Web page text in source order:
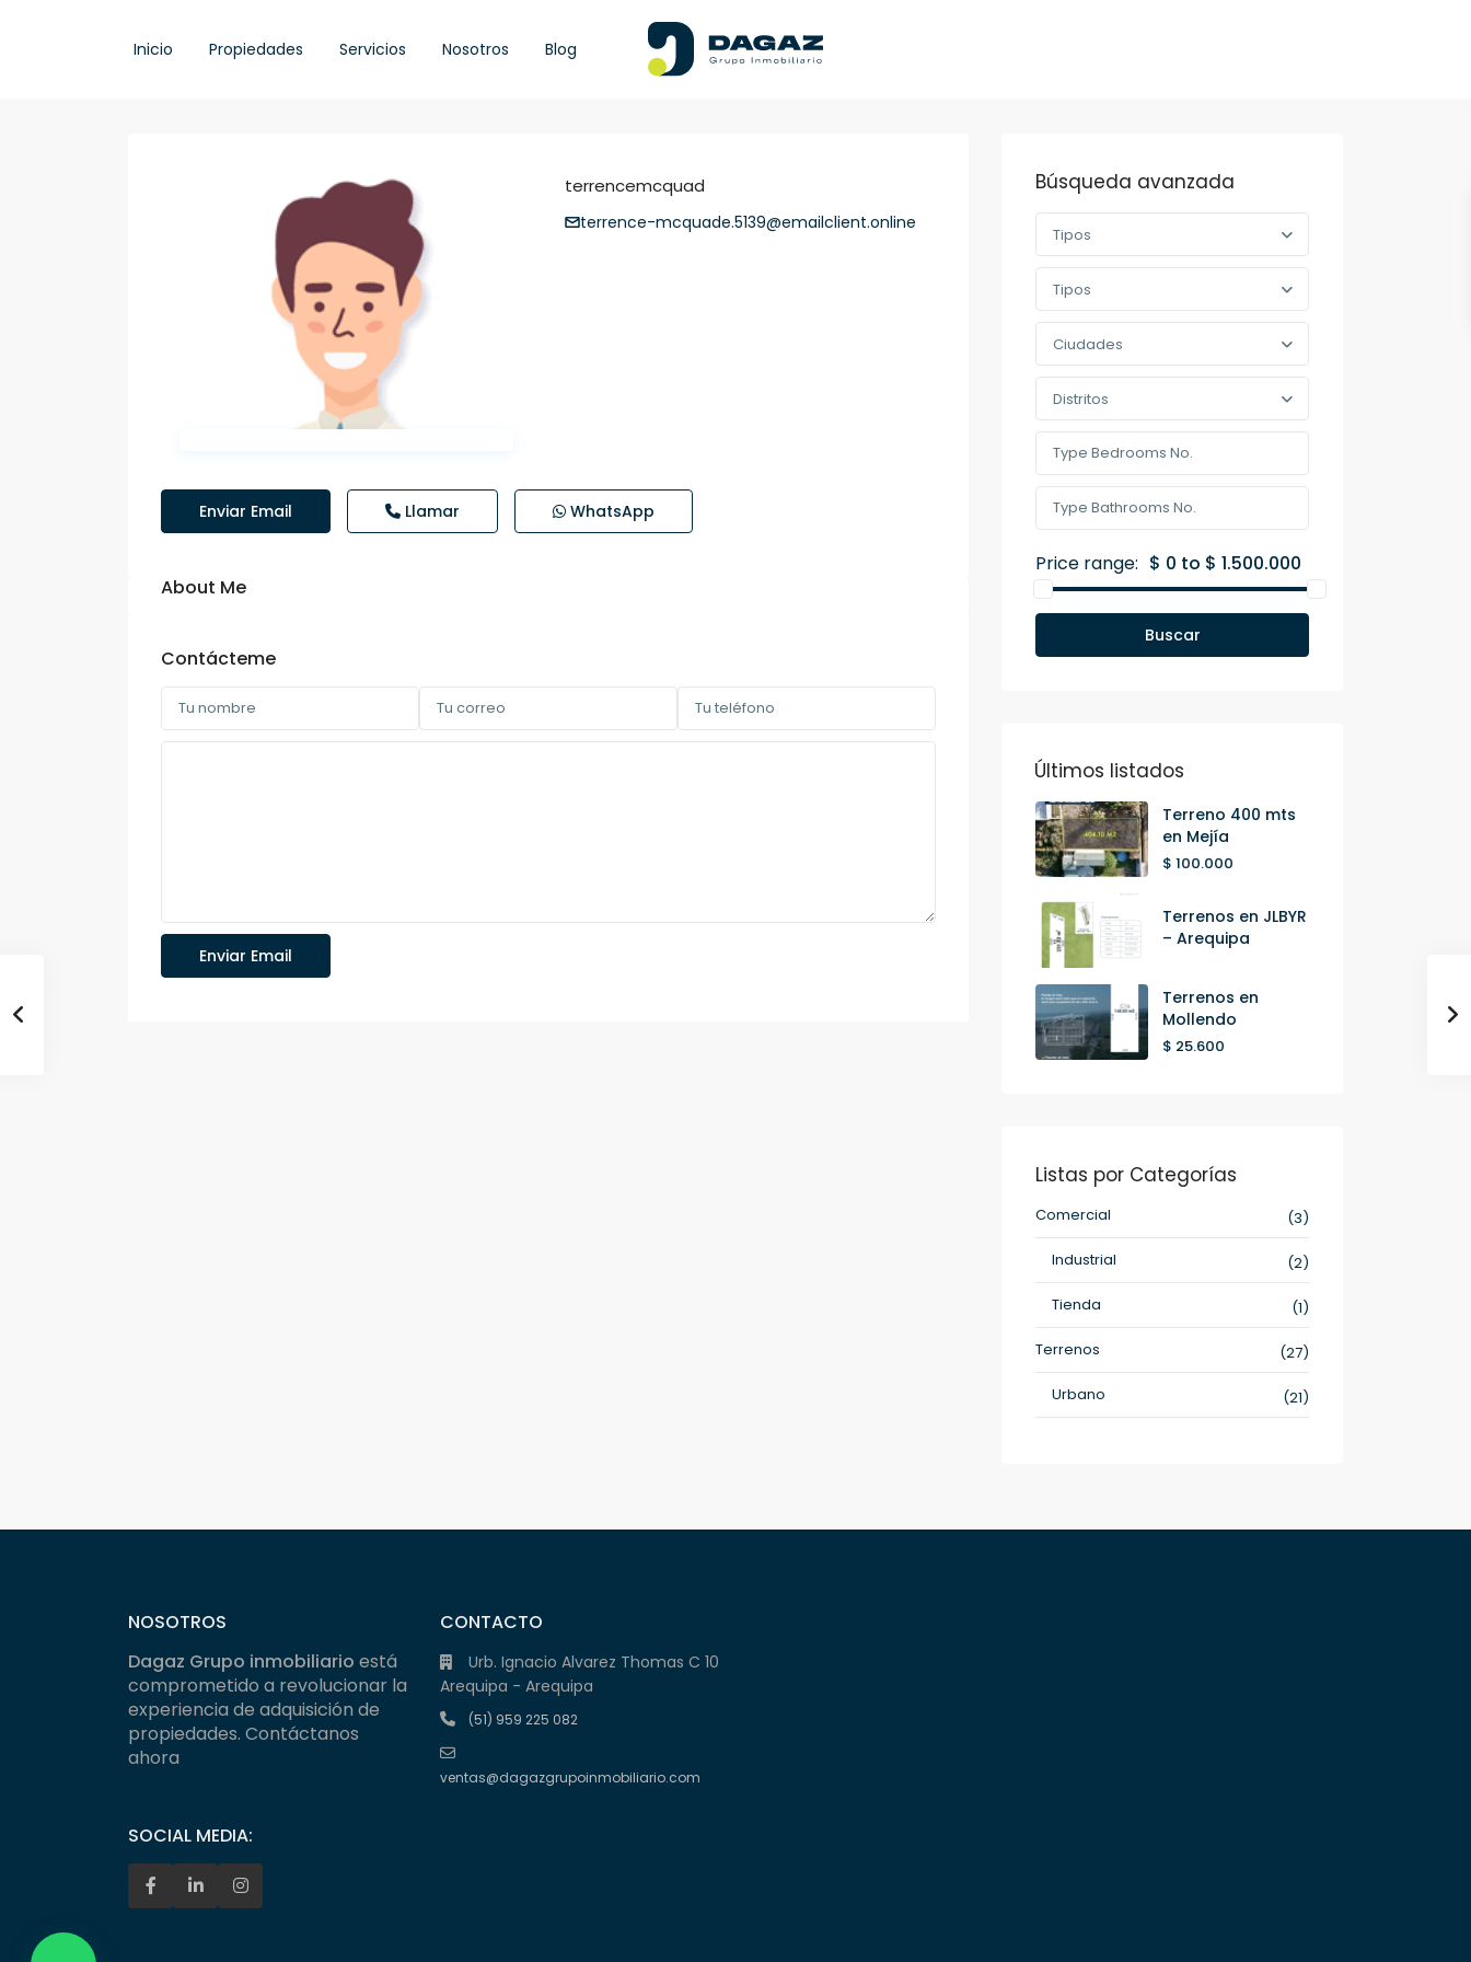
Inicio Propiedades Servicios Nosotros Blog
terrencemcquad
terrence-mcquade.5139@emailclient.online
Enviar Email Llamar WhatsApp
About Me
Contácteme
Búsqueda avanzada
Tipos
Tipos
Ciudades
Distritos
Price range: $ 0 to $ 1.500.000
Buscar
Últimos listados
Terreno 400 mts
en Mejía
$ 100.000
Terrenos en JLBYR
– Arequipa
Terrenos en
Mollendo
$ 25.600
Listas por Categorías
Comercial
(3)
Industrial
(2)
Tienda
(1)
Terrenos
(27)
Urbano
(21)
NOSOTROS
Dagaz Grupo inmobiliario está
comprometido a revolucionar la
experiencia de adquisición de
propiedades. Contáctanos
ahora
SOCIAL MEDIA:
CONTACTO
Urb. Ignacio Alvarez Thomas C 10
Arequipa - Arequipa
(51) 959 225 082
ventas@dagazgrupoinmobiliario.com